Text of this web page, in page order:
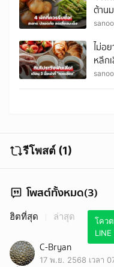
ต้าน
ไม่อ
หลีก
รีโพสต์ (1)
โพสต์ทั้งหมด(3)
โคว
LINE
ฮิตที่สุด ล่าสุด
C-Bryan
17 พ.ย. 2568 เวลา